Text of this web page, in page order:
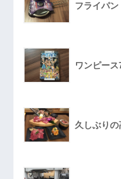
フライパ
ワンピース
久しぶりの